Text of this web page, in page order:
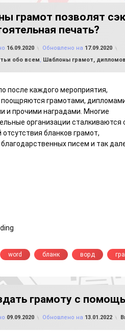
грамот позволят
печать?
16.09.2020 Обновлено на 17.09.2020
обо всем, Шаблоны грамот,
после каждого мероприятия,
поощряются грамотами,
и прочими наградами. Многие
организации сталкиваются
бланков грамот,
писем и так
word бланк ворд
грамоту с
09.09.2020 Обновлено на 13.01.2022